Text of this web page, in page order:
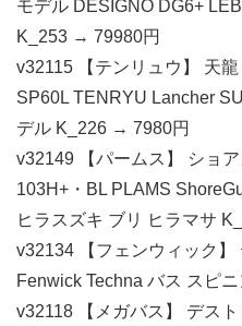
モデル DESIGNO DG6+
K_253 → 79980円
v32115 【テンリュウ】 天
SP60L TENRYU Lancher
デル K_226 → 7980円
v32149 【パームス】 ショ
103H+・BL PLAMS
ヒラスズキ ブリ ヒラマサ
v32134 【フェンウィック
Fenwick Techna バス スピ
v32118 【メガバス】 デス